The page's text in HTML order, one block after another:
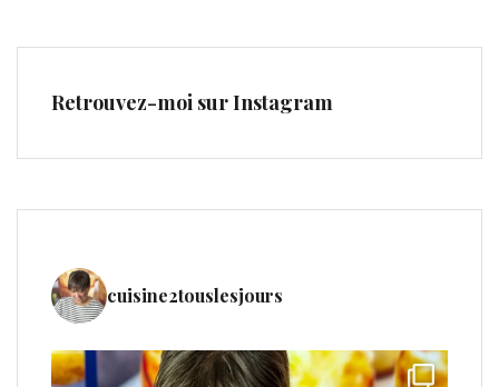
Retrouvez-moi sur Instagram
cuisine2touslesjours